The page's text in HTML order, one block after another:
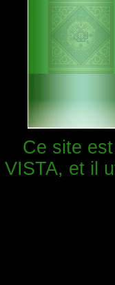
Ce site
VISTA, et il